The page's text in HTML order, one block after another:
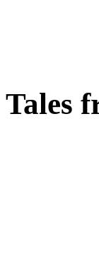
Tales